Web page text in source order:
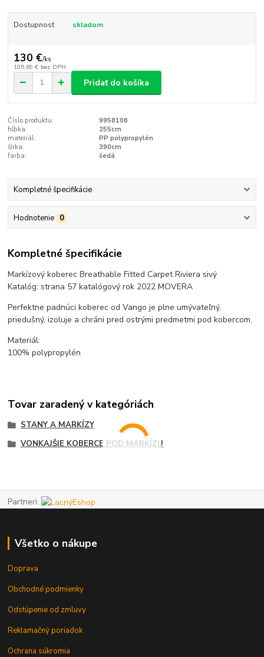
Dostupnosť skladom
130 €/ks
105,69 € bez DPH
Pridať do košíka
Číslo produktu:
9958106
hĺbka:
255cm
materiál:
PP polypropylén
šírka:
390cm
farba:
šedá
Kompletné špecifikácie
Hodnotenie 0
Kompletné špecifikácie
Markízový koberec Breathable Fitted Carpet Riviera sivý
Katalóg: strana 57 katalógový rok 2022 MOVERA
Perfektne padnúci koberec od Vango je plne umývateľný,
priedušný, izoluje a chráni pred ostrými predmetmi pod kobercom.
Materiál:
100% polypropylén
Tovar zaradený v kategóriách
STANY A MARKÍZY
VONKAJŠIE KOBERCE POD MARKÍZU
Partneri:
Všetko o nákupe
Doprava
Obchodné podmienky
Odstúpenie od zmluvy
Reklamačný poriadok
Ochrana súkromia